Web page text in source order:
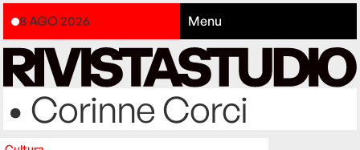
8 AGO 2026 Menu
• Corinne Corci